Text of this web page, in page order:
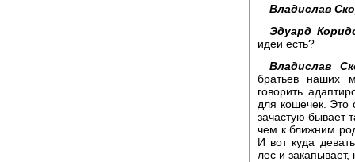
Владислав
Эдуард
идеи есть?
Владислав
братьев наших
говорить
для кошечек. Это
зачастую бывает
чем к ближним
И вот куда
лес и закапывает,